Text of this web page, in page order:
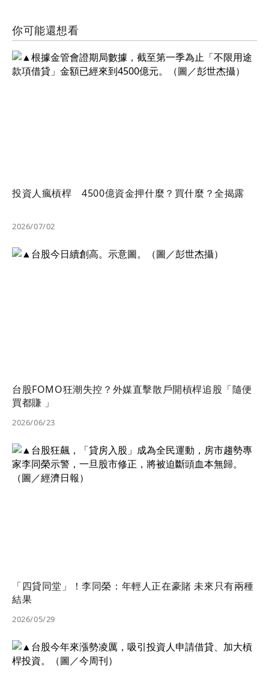
你可能還想看
投資人瘋槓桿 4500億資金押什麼？買什麼？全揭露
2026/07/02
台股FOMO狂潮失控？外媒直擊散戶開槓桿追股「隨便
買都賺 」
2026/06/23
「四貸同堂」！李同榮：年輕人正在豪賭 未來只有兩種
結果
2026/05/29